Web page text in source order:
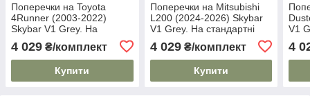
Поперечки на Toyota
4Runner (2003-2022)
Skybar V1 Grey. На
Замок на ключах. Сірі
4 029 ₴/комплект
Купити
Поперечки на Mitsubishi
L200 (2024-2026) Skybar
V1 Grey. На стандартні
ключах. Сірі
4 029₴/комплект
Купити
V1
4